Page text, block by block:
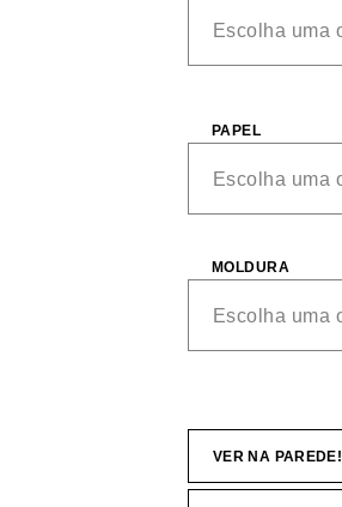
PAPEL
MOLDURA
VER NA PAREDE!